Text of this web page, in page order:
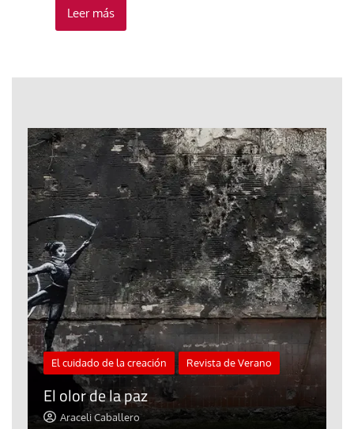
Leer más
El cuidado de la creación Revista de Verano
El olor de la paz
Araceli Caballero